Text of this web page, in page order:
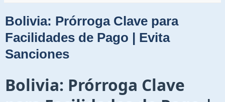
Bolivia: Prórroga Clave para
Facilidades de Pago | Evita
Sanciones
Bolivia: Prórroga Clave